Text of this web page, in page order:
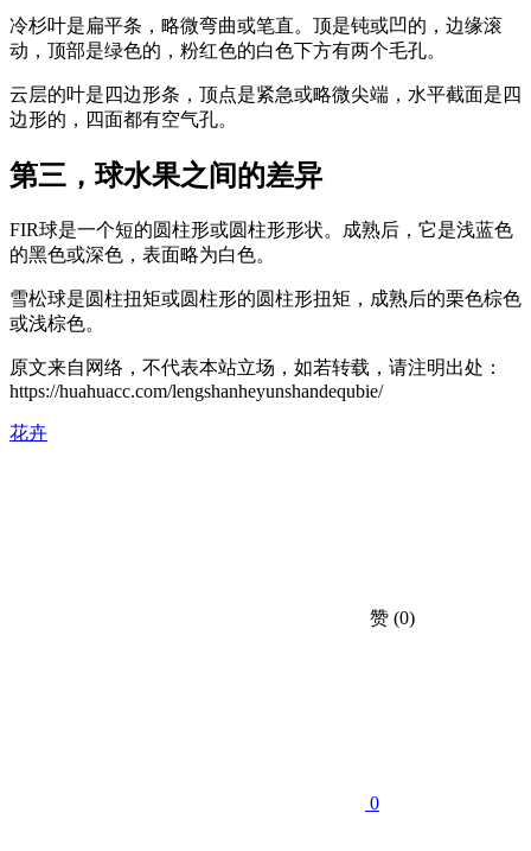
冷杉叶是扁平条，略微弯曲或笔直。顶是钝或凹的，边缘滚
动，顶部是绿色的，粉红色的白色下方有两个毛孔。
云层的叶是四边形条，顶点是紧急或略微尖端，水平截面是四
边形的，四面都有空气孔。
第三，球水果之间的差异
FIR球是一个短的圆柱形或圆柱形形状。成熟后，它是浅蓝色
的黑色或深色，表面略为白色。
雪松球是圆柱扭矩或圆柱形的圆柱形扭矩，成熟后的栗色棕色
或浅棕色。
原文来自网络，不代表本站立场，如若转载，请注明出处：
https://huahuacc.com/lengshanheyunshandequbie/
花卉
赞 (0)
0